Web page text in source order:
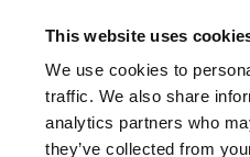
This website uses
We use cookies to
traffic. We also share
analytics partners who
they’ve collected from